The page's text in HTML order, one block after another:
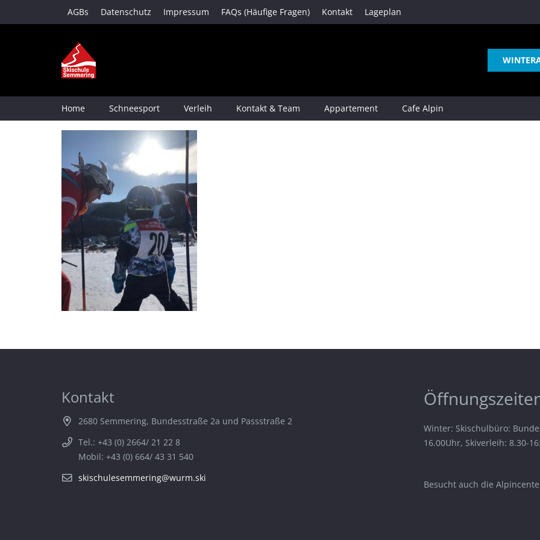
AGBs Datenschutz Impressum FAQs (Häufige Fragen) Kontakt Lageplan
Home Schneesport Verleih Kontakt & Team Appartement Cafe Alpin
Kontakt
2680 Semmering, Bundesstraße 2a und Passstraße 2
Tel.: +43 (0) 2664/ 21 22 8
Mobil: +43 (0) 664/ 43 31 540
skischulesemmering@wurm.ski
Winter: Skischulbüro:
16.00Uhr, Skiverleih: 8.30-
Besucht auch die